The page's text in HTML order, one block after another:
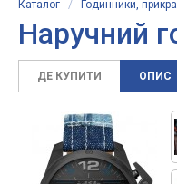
Каталог / Годинники,
Наручний
ДЕ КУПИТИ ОПИС